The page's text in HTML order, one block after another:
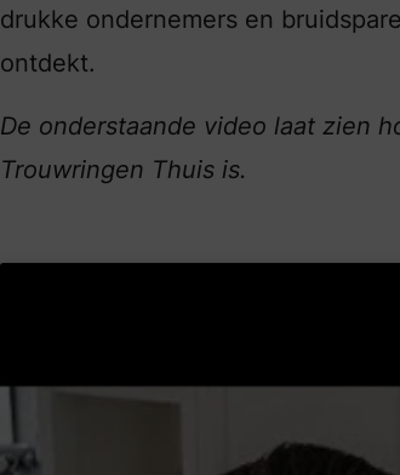
drukke ondernemers en
ontdekt.
De onderstaande video laat zien
Trouwringen Thuis is.